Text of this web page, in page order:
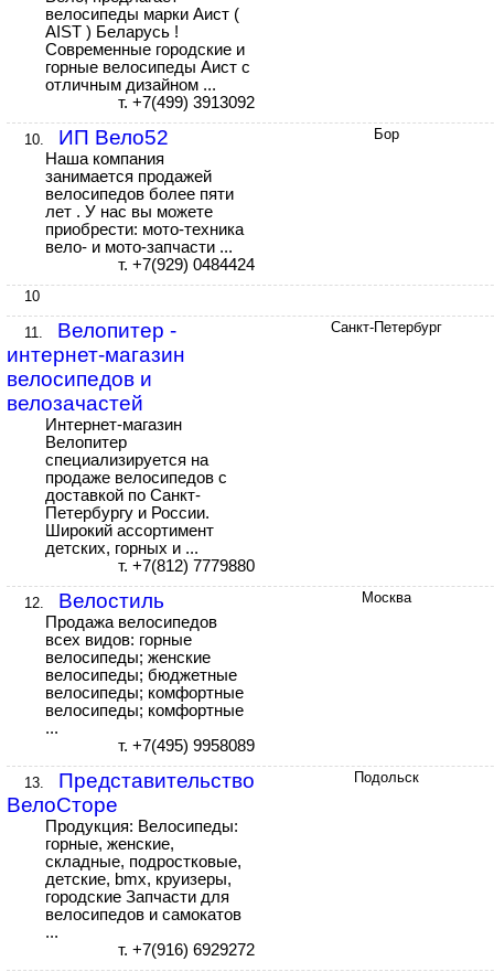
велосипеды марки Аист (
AIST ) Беларусь !
Современные городские и
горные велосипеды Аист с
отличным дизайном ...
т. +7(499) 3913092
10. ИП Вело52
Наша компания
занимается продажей
велосипедов более пяти
лет . У нас вы можете
приобрести: мото-техника
вело- и мото-запчасти ...
т. +7(929) 0484424
Бор
10
11.
Велопитер -
интернет-магазин
велосипедов и
велозачастей
Интернет-магазин
Велопитер
специализируется на
продаже велосипедов с
доставкой по Санкт-
Петербургу и России.
Широкий ассортимент
детских, горных и ...
т. +7(812) 7779880
Санкт-Петербург
12. Велостиль
Продажа велосипедов
всех видов: горные
велосипеды; женские
велосипеды; бюджетные
велосипеды; комфортные
велосипеды; комфортные
...
т. +7(495) 9958089
Москва
13.
Представительство
ВелоСторе
Продукция: Велосипеды:
горные, женские,
складные, подростковые,
детские, bmx, круизеры,
городские Запчасти для
велосипедов и самокатов
...
т. +7(916) 6929272
Подольск